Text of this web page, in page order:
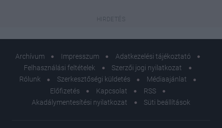
Archívum Impresszum
Adatkezelési tájékoztató
Felhasználási feltételek
Szerzői jogi nyilatkozat
Rólunk
Szerkesztőségi küldetés
Médiaajánlat
Előfizetés
Kapcsolat
RSS
Akadálymentesítési nyilatkozat
Süti beállítások